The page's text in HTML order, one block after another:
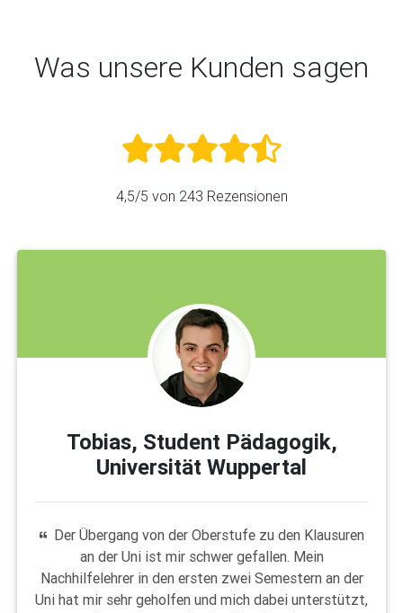
Was unsere Kunden sagen
4,5/5 von 243 Rezensionen
Tobias, Student Pädagogik,
Universität Wuppertal
Der Übergang von der Oberstufe zu den Klausuren
an der Uni ist mir schwer gefallen. Mein
Nachhilfelehrer in den ersten zwei Semestern an der
Uni hat mir sehr geholfen und mich dabei unterstützt,